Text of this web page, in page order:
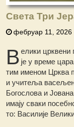
Света Три
фебруар 11, 2026
В елики црквени
је у време
тим именом Црква
и учитеља
Богослова и
имају сваки
то: Василије